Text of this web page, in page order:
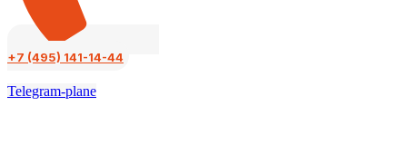
+7 (495) 141-14-44
Telegram-plane